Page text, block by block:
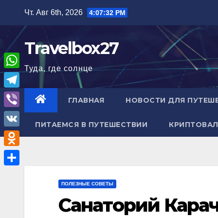
содержимому
Чт. Авг 6th, 2026 4:07:33 PM
Travelbox27
Туда, где солнце
ГЛАВНАЯ НОВОСТИ ДЛЯ
ПИТАЕМСЯ В ПУТЕШЕСТВИИ
ПОЛЕЗНЫЕ СОВЕТЫ
Санаторий
W
h
a
A
T
e
l
e
g
V
i
b
e
V
K
O